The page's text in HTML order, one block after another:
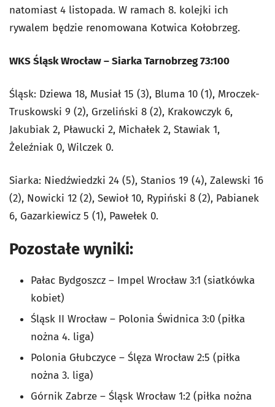
natomiast 4 listopada. W ramach 8. kolejki ich
rywalem będzie renomowana Kotwica Kołobrzeg.
WKS Śląsk Wrocław – Siarka Tarnobrzeg 73:100
Śląsk: Dziewa 18, Musiał 15 (3), Bluma 10 (1), Mroczek-
Truskowski 9 (2), Grzeliński 8 (2), Krakowczyk 6,
Jakubiak 2, Pławucki 2, Michałek 2, Stawiak 1,
Żeleźniak 0, Wilczek 0.
Siarka: Niedźwiedzki 24 (5), Stanios 19 (4), Zalewski 16
(2), Nowicki 12 (2), Sewioł 10, Rypiński 8 (2), Pabianek
6, Gazarkiewicz 5 (1), Pawełek 0.
Pozostałe wyniki:
Pałac Bydgoszcz – Impel Wrocław 3:1 (siatkówka
kobiet)
Śląsk II Wrocław – Polonia Świdnica 3:0 (piłka
nożna 4. liga)
Polonia Głubczyce – Ślęza Wrocław 2:5 (piłka
nożna 3. liga)
Górnik Zabrze – Śląsk Wrocław 1:2 (piłka nożna